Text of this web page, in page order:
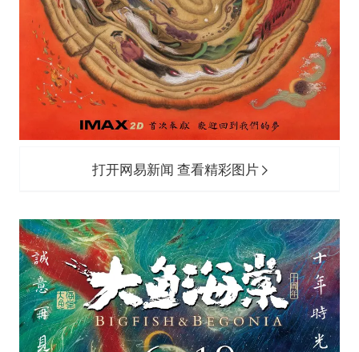
打开网易新闻 查看精彩图片